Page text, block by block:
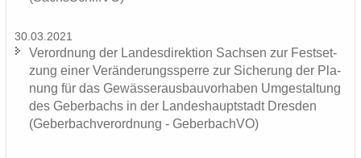
30.03.2021
Ver­ord­nung der Lan­des­di­rek­ti­on Sach­sen zur Fest­set­
zung einer Ver­än­de­rungs­sper­re zur Si­che­rung der Pla­
nung für das Ge­wäs­ser­aus­bau­vor­ha­ben Um­ge­stal­tung
des Ge­ber­bachs in der Lan­des­haupt­stadt Dres­den
(Ge­ber­bach­ver­ord­nung - Ge­ber­bach­VO)